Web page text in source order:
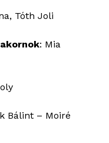
Tóth Joli
: Mia
Bálint – Moiré